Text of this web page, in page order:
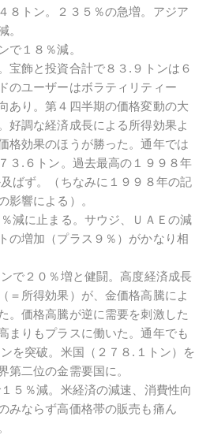
８トン。２３５％の急増。アジア
。
１８％減。
飾と投資合計で８３.９トンは６
のユーザーはボラティリティー
あり。第４四半期の価格変動の大
好調な経済成長による所得効果よ
格効果のほうが勝った。通年では
３.６トン。過去最高の１９９８年
ばず。（ちなみに１９９８年の記
影響による）。
減に止まる。サウジ、ＵＡＥの減
の増加（プラス９％）がかなり相
で２０％増と健闘。高度経済成長
＝所得効果）が、金価格高騰によ
。価格高騰が逆に需要を刺激した
まりもプラスに働いた。通年でも
を突破。米国（２７８.１トン）を
第二位の金需要国に。
５％減。米経済の減速、消費性向
みならず高価格帯の販売も痛ん